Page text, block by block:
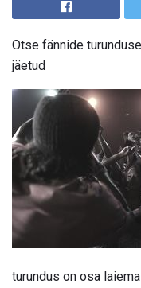
Otse fännide
jäetud
turundus on osa